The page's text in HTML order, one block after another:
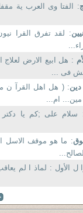
: الفتا وى العرب ية
: لقد تفرق القرا
: هل ابيع الارض لعلاج
فى ...
دين: ( هل اهل القرآ ن
ام...
سلام علی ;کم یا دکتر
: ما هو موقف الاسل
ل الأول : لماذ ا لم